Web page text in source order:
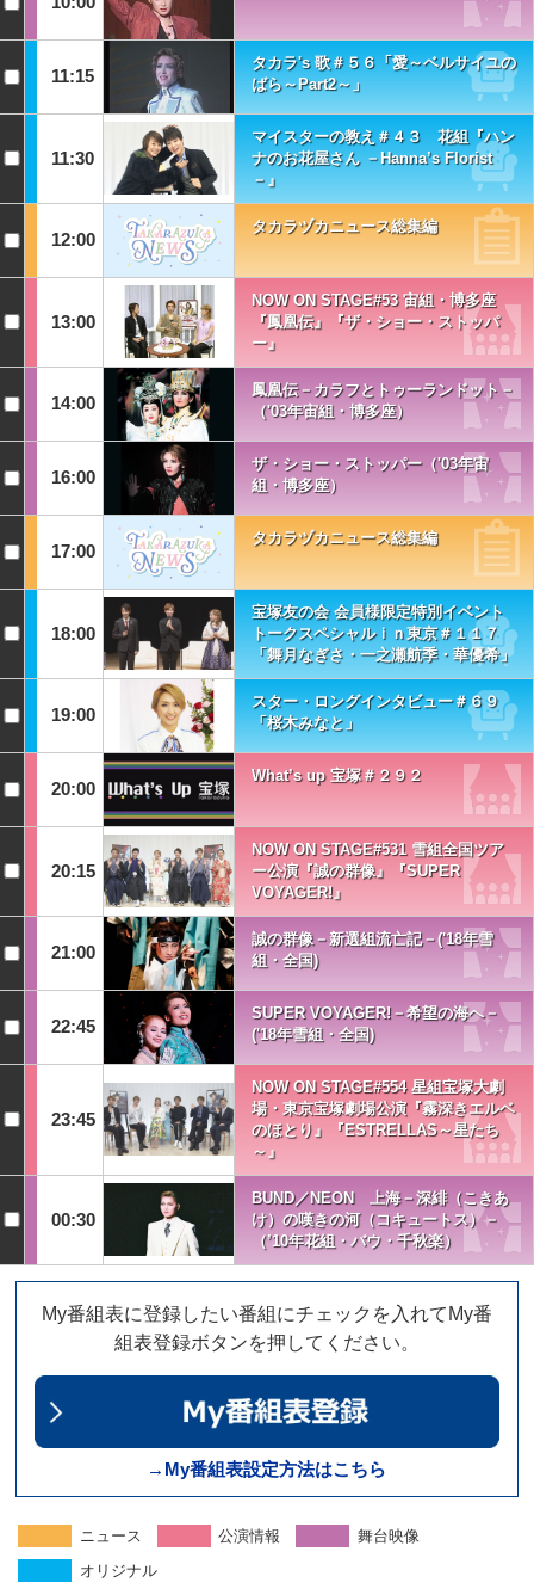
11:15
タカラ's 歌＃５６「愛～ベルサイユの
ばら～Part2～」
11:30
マイスターの教え＃４３ 花組『ハン
ナのお花屋さん －Hanna’s Florist
－』
12:00
タカラヅカニュース総集編
13:00
NOW ON STAGE#53 宙組・博多座
『鳳凰伝』『ザ・ショー・ストッパ
ー』
14:00
鳳凰伝－カラフとトゥーランドット－
（'03年宙組・博多座）
16:00
ザ・ショー・ストッパー（'03年宙
組・博多座）
17:00
タカラヅカニュース総集編
18:00
宝塚友の会 会員様限定特別イベント
トークスペシャルｉｎ東京＃１１７
「舞月なぎさ・一之瀬航季・華優希」
19:00
スター・ロングインタビュー＃６９
「桜木みなと」
20:00
What’s up 宝塚＃２９２
20:15
NOW ON STAGE#531 雪組全国ツア
ー公演『誠の群像』『SUPER
VOYAGER!』
21:00
誠の群像－新選組流亡記－('18年雪
組・全国)
22:45
SUPER VOYAGER!－希望の海へ－
('18年雪組・全国)
23:45
NOW ON STAGE#554 星組宝塚大劇
場・東京宝塚劇場公演『霧深きエルベ
のほとり』『ESTRELLAS～星たち
～』
00:30
BUND／NEON 上海－深緋（こきあ
け）の嘆きの河（コキュートス）－
（’10年花組・バウ・千秋楽）
My番組表に登録したい番組にチェックを入れてMy番
組表登録ボタンを押してください。
→My番組表設定方法はこちら
ニュース 公演情報
舞台映像
オリジナル